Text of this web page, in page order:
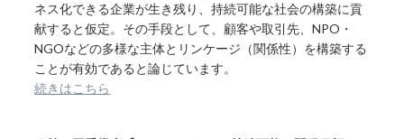
ネス化できる企業が生き残り、持続可能な社会の構築に貢
献すると仮定。その手段として、顧客や取引先、NPO・
NGOなどの多様な主体とリンケージ（関係性）を構築する
ことが有効であると論じています。
続きはこちら